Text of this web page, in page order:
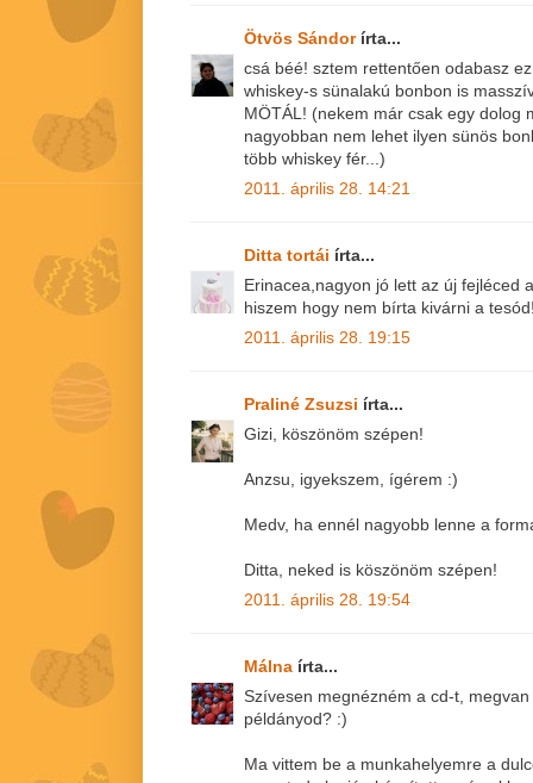
Ötvös Sándor írta...
csá béé! sztem rettentően odabasz
whiskey-s sünalakú bonbon is
MÖTÁL! (nekem már csak egy dolog
nagyobban nem lehet ilyen sünös
több whiskey fér...)
2011. április 28. 14:21
Ditta tortái írta...
Erinacea,nagyon jó lett az új fejléced
hiszem hogy nem bírta kivárni a
2011. április 28. 19:15
Praliné Zsuzsi írta...
Gizi, köszönöm szépen!
Anzsu, igyekszem, ígérem :)
Medv, ha ennél nagyobb lenne a
Ditta, neked is köszönöm szépen!
2011. április 28. 19:54
Málna írta...
Szívesen megnézném a cd-t,
példányod? :)
Ma vittem be a munkahelyemre a